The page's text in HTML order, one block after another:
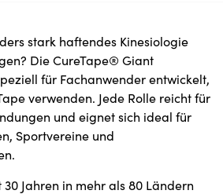
stark haftendes Kinesiologie
Die CureTape® Giant
für Fachanwender entwickelt,
verwenden. Jede Rolle reicht für
und eignet sich ideal für
Sportvereine und
Jahren in mehr als 80 Ländern